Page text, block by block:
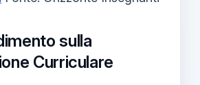
sulla
Curriculare